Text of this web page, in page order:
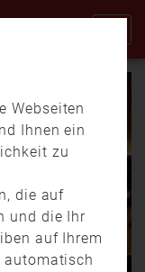
Webseiten
Ihnen ein
zu
die auf
und die Ihr
auf Ihrem
automatisch